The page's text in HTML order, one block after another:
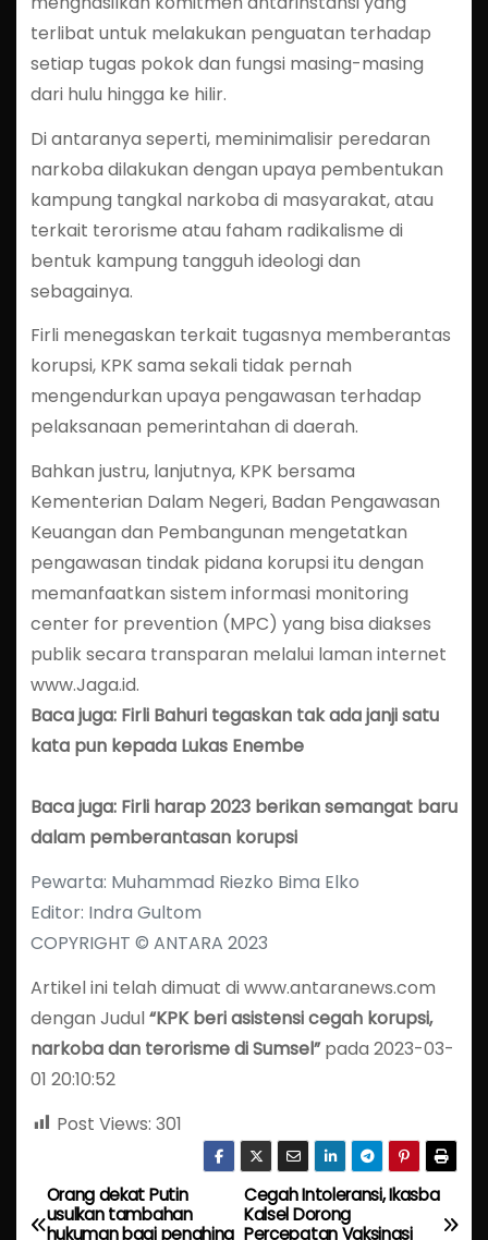
terlibat untuk melakukan penguatan terhadap
setiap tugas pokok dan fungsi masing-masing
dari hulu hingga ke hilir.
Di antaranya seperti, meminimalisir peredaran
narkoba dilakukan dengan upaya pembentukan
kampung tangkal narkoba di masyarakat, atau
terkait terorisme atau faham radikalisme di
bentuk kampung tangguh ideologi dan
sebagainya.
Firli menegaskan terkait tugasnya memberantas
korupsi, KPK sama sekali tidak pernah
mengendurkan upaya pengawasan terhadap
pelaksanaan pemerintahan di daerah.
Bahkan justru, lanjutnya, KPK bersama
Kementerian Dalam Negeri, Badan Pengawasan
Keuangan dan Pembangunan mengetatkan
pengawasan tindak pidana korupsi itu dengan
memanfaatkan sistem informasi monitoring
center for prevention (MPC) yang bisa diakses
publik secara transparan melalui laman internet
www.Jaga.id.
Baca juga: Firli Bahuri tegaskan tak ada janji satu
kata pun kepada Lukas Enembe
Baca juga: Firli harap 2023 berikan semangat baru
dalam pemberantasan korupsi
Pewarta: Muhammad Riezko Bima Elko
Editor: Indra Gultom
COPYRIGHT © ANTARA 2023
Artikel ini telah dimuat di www.antaranews.com
dengan Judul“KPK beri asistensi cegah korupsi,
narkoba dan terorisme di Sumsel”pada 2023-03-
01 20:10:52
Post Views: 301
P
Cegah Intoleransi, Ikasba
Kalsel Dorong
Percepatan Vaksinasi
Orang dekat Putin
usulkan tambahan
hukuman bagi penghina